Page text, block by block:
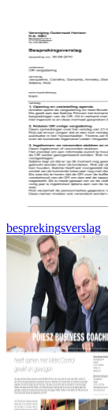
besprekingsverslag